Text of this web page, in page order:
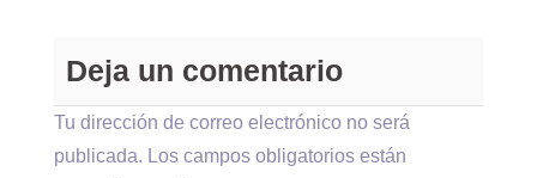
Deja un comentario
Tu dirección de correo electrónico no será
publicada. Los campos obligatorios están